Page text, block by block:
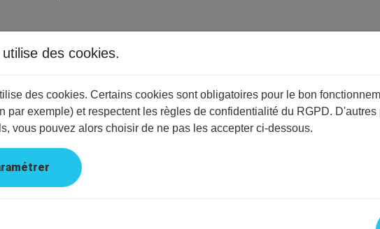
MEHEUT
des cookies.
des cookies. Certains cookies sont obligatoires pour le bon
par exemple) et respectent les règles de confidentialité du RGPD. D'autres
vous pouvez alors choisir de ne pas les accepter ci-dessous.